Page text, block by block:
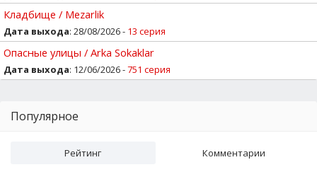
Кладбище / Mezarlik
Дата выхода: 28/08/2026 - 13 серия
Опасные улицы / Arka Sokaklar
Дата выхода: 12/06/2026 -751 серия
Популярное
Рейтинг Комментарии